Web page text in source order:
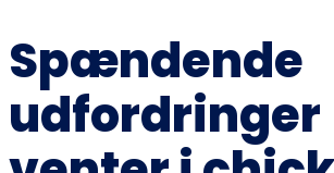
Spændende
udfordringer